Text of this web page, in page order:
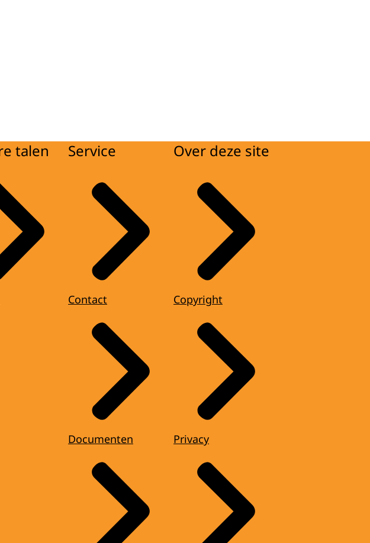
talen Service
Contact
Documenten
Over deze site
Copyright
Privacy